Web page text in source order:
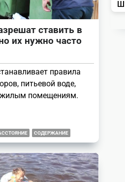
ставить в
их нужно часто
правила
питьевой воде,
жилым помещениям.
СОДЕРЖАНИЕ